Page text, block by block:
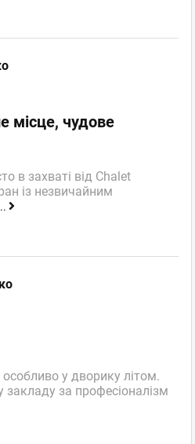
місце, чудове
в захваті від Chalet
із незвичайним
у дворику літом.
за професіоналізм